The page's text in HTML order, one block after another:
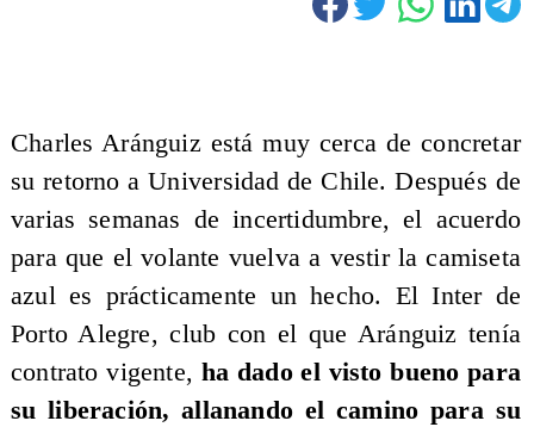
Charles Aránguiz está muy cerca de concretar
su retorno a Universidad de Chile. Después de
varias semanas de incertidumbre, el acuerdo
para que el volante vuelva a vestir la camiseta
azul es prácticamente un hecho. El Inter de
Porto Alegre, club con el que Aránguiz tenía
contrato vigente, ha dado el visto bueno para
su liberación, allanando el camino para su